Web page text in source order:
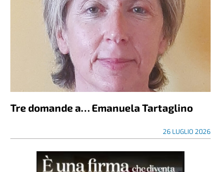
Tre domande a… Emanuela Tartaglino
26 LUGLIO 2026